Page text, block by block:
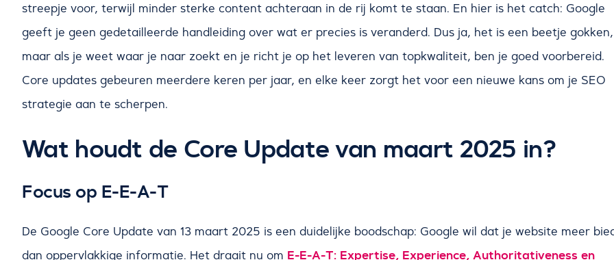
streepje voor, terwijl minder sterke content achteraan in de rij komt te staan. En hier is het catch: Google
geeft je geen gedetailleerde handleiding over wat er precies is veranderd. Dus ja, het is een beetje gokken,
maar als je weet waar je naar zoekt en je richt je op het leveren van topkwaliteit, ben je goed voorbereid.
Core updates gebeuren meerdere keren per jaar, en elke keer zorgt het voor een nieuwe kans om je SEO
strategie aan te scherpen.
Wat houdt de Core Update van maart 2025 in?
Focus op E-E-A-T
De Google Core Update van 13 maart 2025 is een duidelijke boodschap: Google wil dat je website meer
dan oppervlakkige informatie. Het draait nu om E-E-A-T: Expertise, Experience, Authoritativeness en